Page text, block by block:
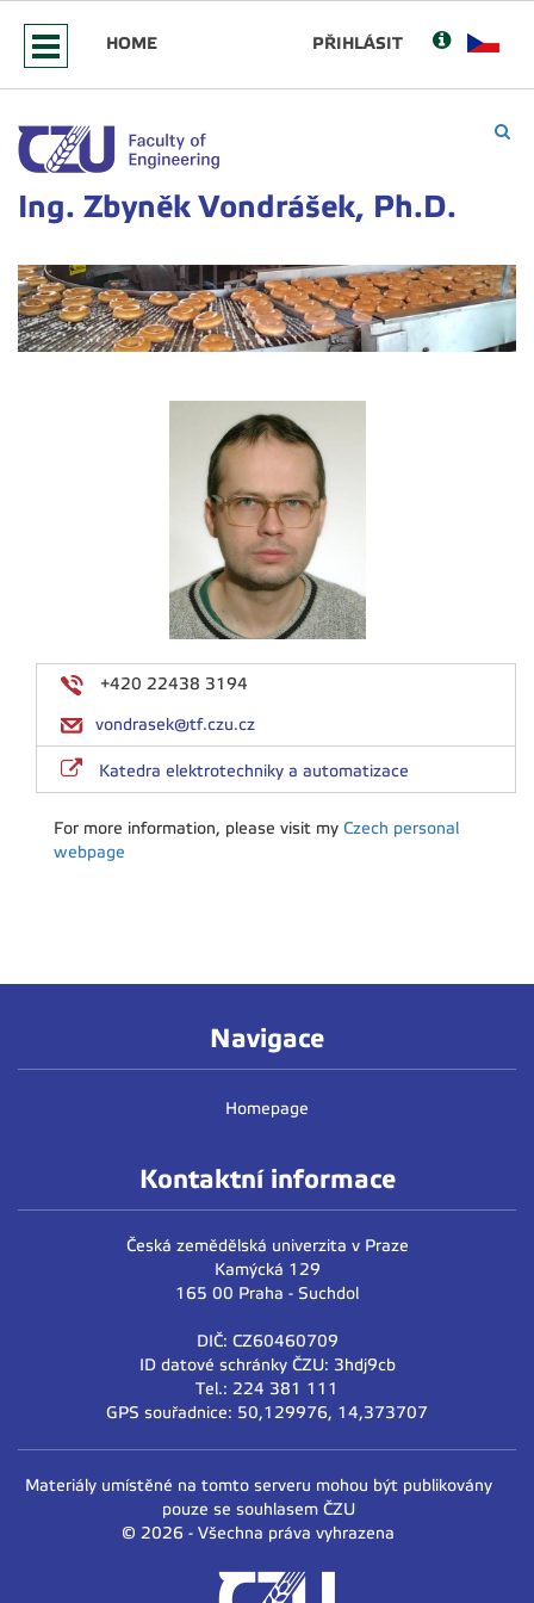
HOME PŘIHLÁSIT
Ing. Zbyněk Vondrášek, Ph.D.
+420 22438 3194
vondrasek@tf.czu.cz
Katedra elektrotechniky a automatizace
For more information, please visit my Czech personal
webpage
Navigace
Homepage
Kontaktní informace
Česká zemědělská univerzita v Praze
Kamýcká 129
165 00 Praha - Suchdol
DIČ: CZ60460709
ID datové schránky ČZU: 3hdj9cb
Tel.: 224 381 111
GPS souřadnice: 50,129976, 14,373707
Materiály umístěné na tomto serveru mohou být publikovány
pouze se souhlasem ČZU
© 2026 - Všechna práva vyhrazena